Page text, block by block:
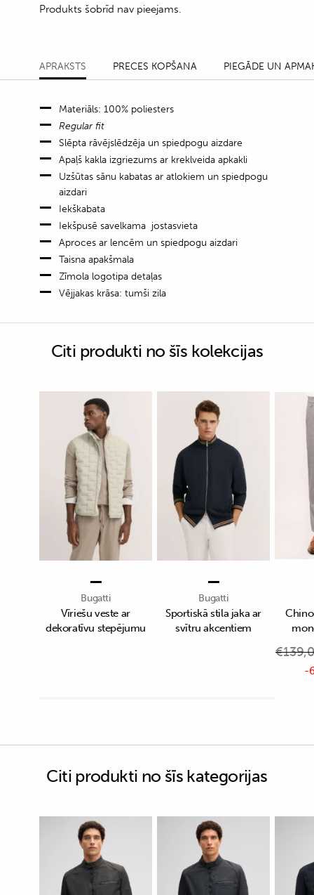
Produkts šobrīd nav pieejams.
APRAKSTS PRECES KOPŠANA PIEGĀDE UN
Materiāls: 100% poliesters
Regular fit
Slēpta rāvējslēdzēja un spiedpogu aizdare
Apaļš kakla izgriezums ar kreklveida apkakli
Uzšūtas sānu kabatas ar atlokiem un spiedpogu
aizdari
Iekškabata
Iekšpusē savelkama jostasvieta
Aproces ar lencēm un spiedpogu aizdari
Taisna apakšmala
Zīmola logotipa detaļas
Vējjakas krāsa: tumši zila
Citi produkti no šīs kolekcijas
Bugatti
Vīriešu veste ar
dekoratīvu stepējumu
Bugatti
Sportiskā stila jaka ar
svītru akcentiem
€
-
Citi produkti no šīs kategorijas